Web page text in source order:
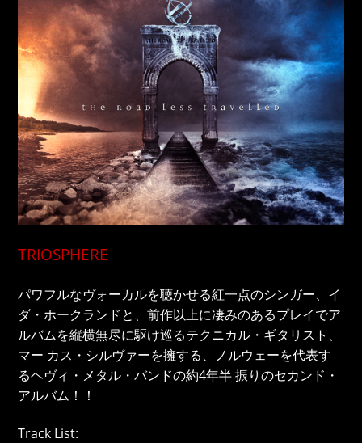
TRIOSPHERE
パワフルなヴォーカルを聴かせる紅一点のシンガー、イ
ダ・ホークランドと、前作以上に凄みのあるプレイでア
ルバムを縦横無尽に駆け巡るテクニカル・ギタリスト、
マー カス・シルヴァーを擁する、ノルウェーを代表す
るヘヴィ・メタル・バンドの約4年半 振りのセカンド・
アルバム！！
Track List: